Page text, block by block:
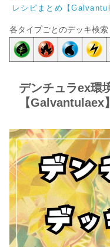
レシピまとめ【
各タイプごとのデッキ検索
デンチュラex環
【Galvantulaex】